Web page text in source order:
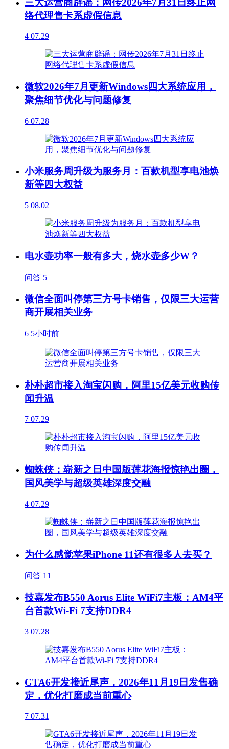
络代理售卡系虚假信息
4 07.29
微软2026年7月更新Windows四大系统应用，
聚焦细节优化与问题修复
6 07.28
小米服务周升级为服务月：百款机型享电池焕
新等四大权益
5 08.02
电水壶功率一般有多大，烧水壶多少W？
问答 5
微信全面叫停第三方号卡销售，仅限三大运营
商开展相关业务
6 5小时前
朴朴超市接入淘宝闪购，阿里15亿美元收购传
闻升温
7 07.29
蜘蛛侠：崭新之日中国版莲花海报惊艳出圈，
国风美学与超级英雄深度交融
4 07.29
为什么感觉苹果iPhone 11还有很多人去买？
问答 11
技嘉发布B550 Aorus Elite WiFi7主板：AM4平
台首款Wi-Fi 7支持DDR4
3 07.28
GTA6开发接近尾声，2026年11月19日发售确
定，优化打磨成当前重心
7 07.31